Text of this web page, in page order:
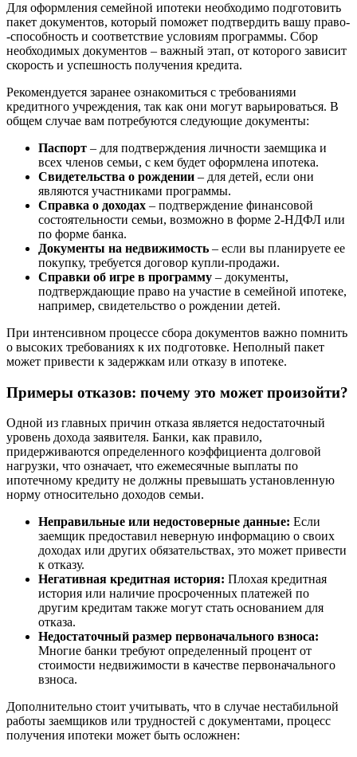
Для оформления семейной ипотеки необходимо подготовить
пакет документов, который поможет подтвердить вашу право-
-способность и соответствие условиям программы. Сбор
необходимых документов – важный этап, от которого зависит
скорость и успешность получения кредита.
Рекомендуется заранее ознакомиться с требованиями
кредитного учреждения, так как они могут варьироваться. В
общем случае вам потребуются следующие документы:
Паспорт – для подтверждения личности заемщика и
всех членов семьи, с кем будет оформлена ипотека.
Свидетельства о рождении – для детей, если они
являются участниками программы.
Справка о доходах – подтверждение финансовой
состоятельности семьи, возможно в форме 2-НДФЛ или
по форме банка.
Документы на недвижимость – если вы планируете ее
покупку, требуется договор купли-продажи.
Справки об игре в программу – документы,
подтверждающие право на участие в семейной ипотеке,
например, свидетельство о рождении детей.
При интенсивном процессе сбора документов важно помнить
о высоких требованиях к их подготовке. Неполный пакет
может привести к задержкам или отказу в ипотеке.
Примеры отказов: почему это может произойти?
Одной из главных причин отказа является недостаточный
уровень дохода заявителя. Банки, как правило,
придерживаются определенного коэффициента долговой
нагрузки, что означает, что ежемесячные выплаты по
ипотечному кредиту не должны превышать установленную
норму относительно доходов семьи.
Неправильные или недостоверные данные: Если
заемщик предоставил неверную информацию о своих
доходах или других обязательствах, это может привести
к отказу.
Негативная кредитная история: Плохая кредитная
история или наличие просроченных платежей по
другим кредитам также могут стать основанием для
отказа.
Недостаточный размер первоначального взноса:
Многие банки требуют определенный процент от
стоимости недвижимости в качестве первоначального
взноса.
Дополнительно стоит учитывать, что в случае нестабильной
работы заемщиков или трудностей с документами, процесс
получения ипотеки может быть осложнен: